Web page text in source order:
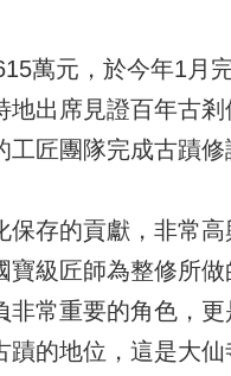
萬元，於今年1月
出席見證百年古
匠團隊完成古蹟修
存的貢獻，非常
級匠師為整修所
常重要的角色，
的地位，這是大